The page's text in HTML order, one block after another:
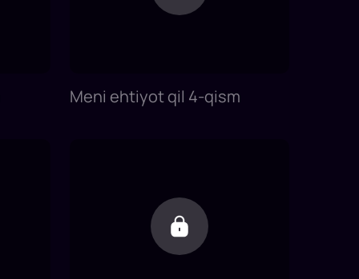
Meni ehtiyot qil 4-qism